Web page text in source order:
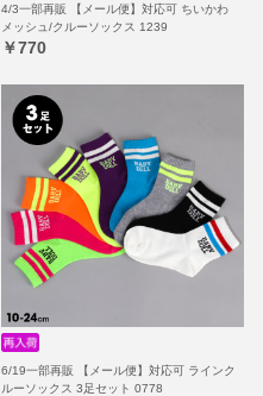
4/3一部再販 【メール便】対応可 ちいかわ
メッシュ/クルーソックス 1239
￥770
6/19一部再販 【メール便】対応可 ラインク
ルーソックス 3足セット 0778